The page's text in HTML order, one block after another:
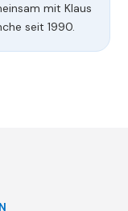
mit Klaus
seit 1990.